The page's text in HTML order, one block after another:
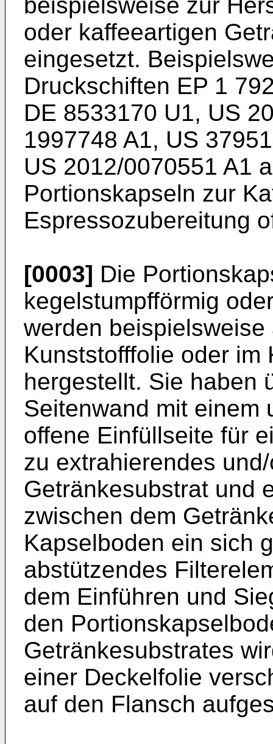
oder kaffeeartigen
eingesetzt.
Druckschiften EP 1
DE 8533170 U1, US
1997748 A1, US
US 2012/0070551 A1
Portionskapseln zur
Espressozubereitung
[0003] Die
kegelstumpfförmig
werden
Kunststofffolie oder im
hergestellt. Sie haben
Seitenwand mit einem
offene Einfüllseite für
zu extrahierendes
Getränkesubstrat und
zwischen dem
Kapselboden ein sich
abstützendes
dem Einführen und
den
Getränkesubstrates
einer Deckelfolie
auf den Flansch